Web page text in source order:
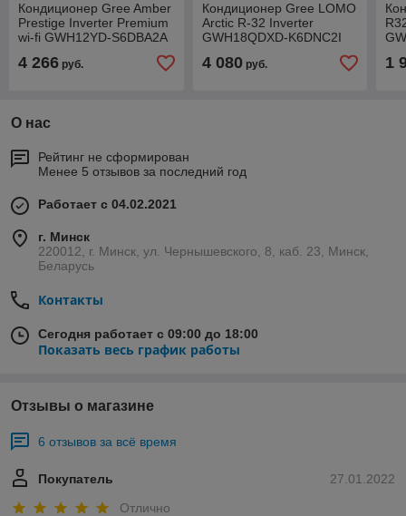
Кондиционер Gree Amber
Prestige Inverter Premium
wi-fi GWH12YD-S6DBA2A
4 266 руб.
Кондиционер Gree LOMO
Arctic R-32 Inverter
GWH18QDXD-K6DNC2I
4 080руб. 1
О нас
Рейтинг не сформирован
Менее 5 отзывов за последний год
Работает с 04.02.2021
г. Минск
220012, г. Минск, ул. Чернышевского, 8, каб. 23, Минск,
Беларусь
Контакты
Сегодня работает с 09:00 до 18:00
Показать весь график работы
Отзывы о магазине
6 отзывов за всё время
27.01.2022
Покупатель
Отлично